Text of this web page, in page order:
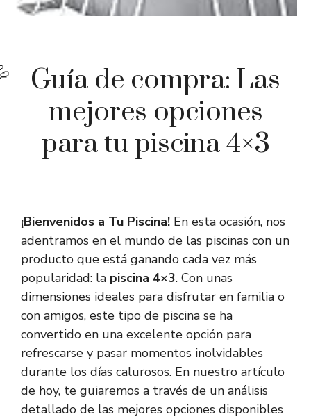
Guía de compra: Las
mejores opciones
para tu piscina 4×3
¡Bienvenidos a Tu Piscina! En esta ocasión, nos
adentramos en el mundo de las piscinas con un
producto que está ganando cada vez más
popularidad: la piscina 4×3. Con unas
dimensiones ideales para disfrutar en familia o
con amigos, este tipo de piscina se ha
convertido en una excelente opción para
refrescarse y pasar momentos inolvidables
durante los días calurosos. En nuestro artículo
de hoy, te guiaremos a través de un análisis
detallado de las mejores opciones disponibles